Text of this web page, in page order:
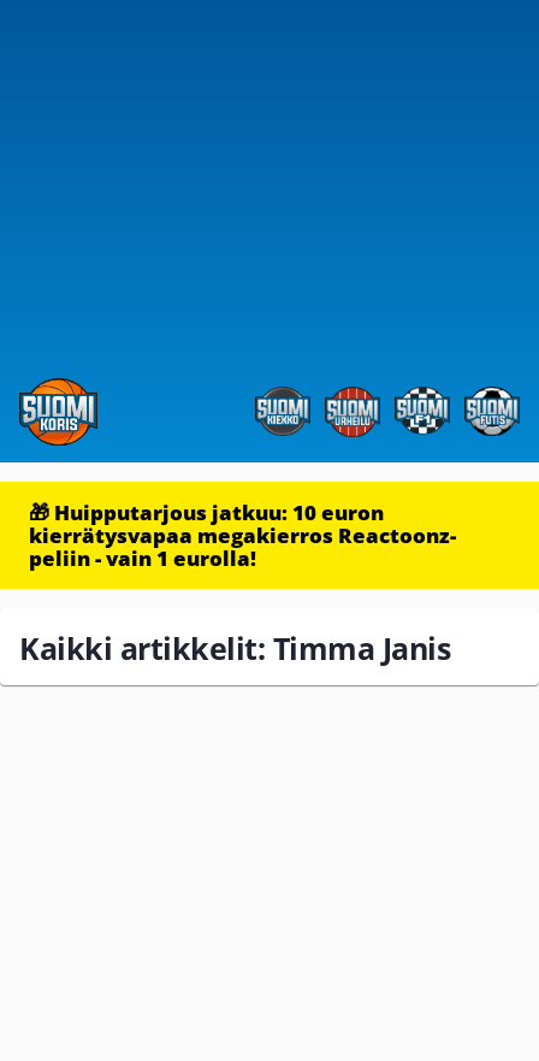
🎁 Huipputarjous jatkuu: 10 euron
kierrätysvapaa megakierros Reactoonz-
peliin - vain 1 eurolla!
Kaikki artikkelit: Timma Janis